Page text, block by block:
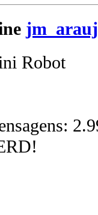
Robot